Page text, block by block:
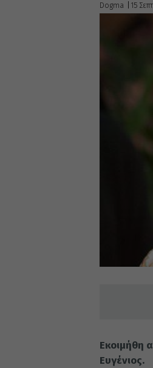
Dogma 15
Εκοιμήθη
Ευγένιος.